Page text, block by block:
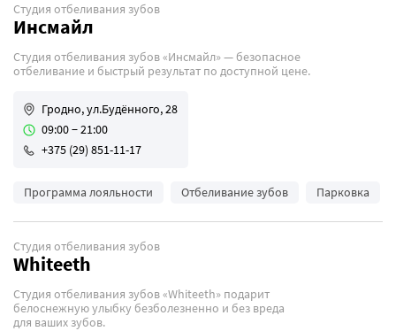
Студия отбеливания зубов
Инсмайл
Студия отбеливания зубов «Инсмайл» — безопасное
отбеливание и быстрый результат по доступной цене.
Гродно, ул.Будённого, 28
09:00 − 21:00
+375 (29) 851-11-17
Программа лояльности Отбеливание зубов Парковка
Студия отбеливания зубов
Whiteeth
Студия отбеливания зубов «Whiteeth» подарит
белоснежную улыбку безболезненно и без вреда
для ваших зубов.